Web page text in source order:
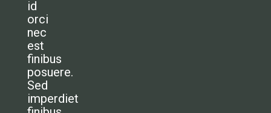
id
orci
nec
est
finibus
posuere.
Sed
imperdiet